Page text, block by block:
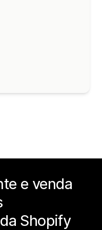
e venda
Shopify